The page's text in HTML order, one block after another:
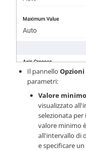
Il pannello Opzioni
parametri:
Valore minimo
visualizzato
selezionata
valore minimo
all'intervallo di
e specificare